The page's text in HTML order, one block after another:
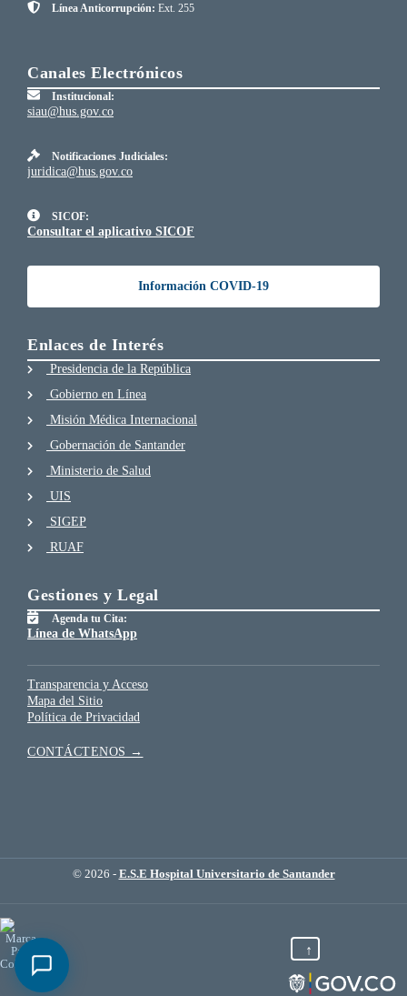
Línea Anticorrupción: Ext. 255
Canales Electrónicos
Institucional:
siau@hus.gov.co
Notificaciones Judiciales:
juridica@hus.gov.co
SICOF:
Consultar el aplicativo SICOF
Información COVID-19
Enlaces de Interés
Presidencia de la República
Gobierno en Línea
Misión Médica Internacional
Gobernación de Santander
Ministerio de Salud
UIS
SIGEP
RUAF
Gestiones y Legal
Agenda tu Cita:
Línea de WhatsApp
Transparencia y Acceso
Mapa del Sitio
Política de Privacidad
CONTÁCTENOS →
© 2026 - E.S.E Hospital Universitario de Santander
↑